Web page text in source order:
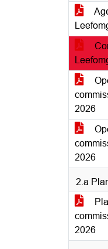
2026
2026
2.a
2026